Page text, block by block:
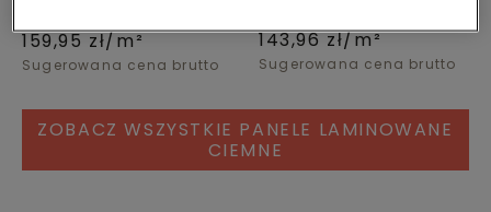
159,95zł/m²
Sugerowana cena brutto
143,96zł/m²
Sugerowana cena brutto
ZOBACZ WSZYSTKIE PANELE LAMINOWANE
CIEMNE